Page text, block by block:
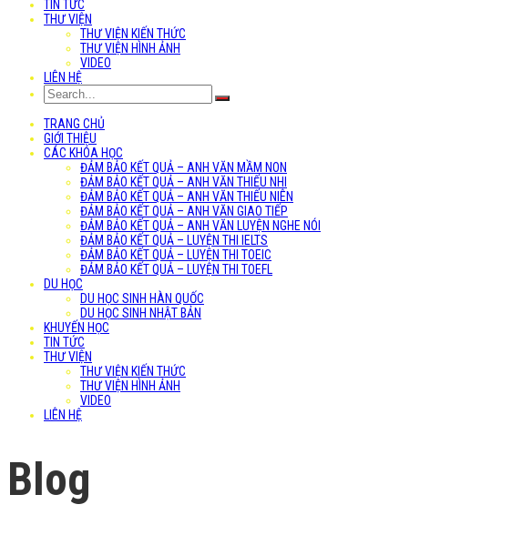
TIN TỨC
THƯ VIỆN
THƯ VIỆN KIẾN THỨC
THƯ VIỆN HÌNH ẢNH
VIDEO
LIÊN HỆ
TRANG CHỦ
GIỚI THIỆU
CÁC KHÓA HỌC
ĐẢM BẢO KẾT QUẢ – ANH VĂN MẦM NON
ĐẢM BẢO KẾT QUẢ – ANH VĂN THIẾU NHI
ĐẢM BẢO KẾT QUẢ – ANH VĂN THIẾU NIÊN
ĐẢM BẢO KẾT QUẢ – ANH VĂN GIAO TIẾP
ĐẢM BẢO KẾT QUẢ – ANH VĂN LUYỆN NGHE NÓI
ĐẢM BẢO KẾT QUẢ – LUYỆN THI IELTS
ĐẢM BẢO KẾT QUẢ – LUYỆN THI TOEIC
ĐẢM BẢO KẾT QUẢ – LUYỆN THI TOEFL
DU HỌC
DU HỌC SINH HÀN QUỐC
DU HỌC SINH NHẬT BẢN
KHUYẾN HỌC
TIN TỨC
THƯ VIỆN
THƯ VIỆN KIẾN THỨC
THƯ VIỆN HÌNH ẢNH
VIDEO
LIÊN HỆ
Blog